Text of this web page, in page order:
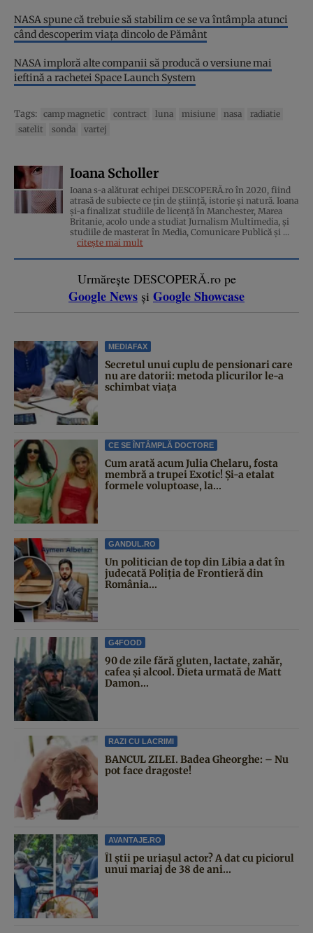
NASA spune că trebuie să stabilim ce se va întâmpla atunci
când descoperim viața dincolo de Pământ
NASA imploră alte companii să producă o versiune mai
ieftină a rachetei Space Launch System
Tags: camp magnetic contract luna misiune nasa
radiatie
satelit
sonda vartej
Ioana Scholler
Ioana s-a alăturat echipei DESCOPERĂ.ro în 2020, fiind
atrasă de subiecte ce țin de știință, istorie și natură. Ioana
și-a finalizat studiile de licență în Manchester, Marea
Britanie, acolo unde a studiat Jurnalism Multimedia, și
studiile de masterat în Media, Comunicare Publică și ...
citește mai mult
Urmărește DESCOPERĂ.ro pe
Google News și Google Showcase
MEDIAFAX
Secretul unui cuplu de pensionari care
nu are datorii: metoda plicurilor le-a
schimbat viața
CE SE ÎNTÂMPLĂ DOCTORE
Cum arată acum Julia Chelaru, fosta
membră a trupei Exotic! Și-a etalat
formele voluptoase, la...
GANDUL.RO
Un politician de top din Libia a dat în
judecată Poliția de Frontieră din
România...
G4FOOD
90 de zile fără gluten, lactate, zahăr,
cafea și alcool. Dieta urmată de Matt
Damon...
RAZI CU LACRIMI
BANCUL ZILEI. Badea Gheorghe: – Nu
pot face dragoste!
AVANTAJE.RO
Îl știi pe uriașul actor? A dat cu piciorul
unui mariaj de 38 de ani...